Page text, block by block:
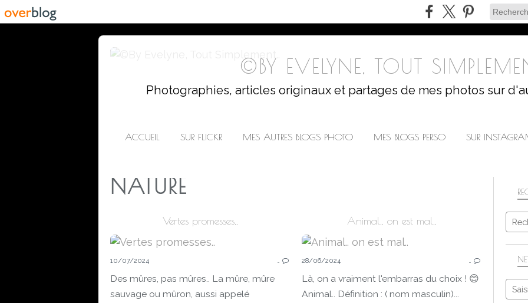
©BY EVELYNE, TOUT
Photographies, articles originaux et partages de mes photos sur
ACCUEIL SUR FLICKR MES AUTRES BLOGS PHOTO MES BLOGS PERSO SUR
NATURE
Vertes promesses..
FRUITS
SAISON
10/07/2024 …
Des mûres, pas mûres.. La mûre, mûre
sauvage ou mûron, aussi appelé
Animal.. on est mal..
28/06/2024 …
Là, on a vraiment l'embarras du choix ! 😊
Animal.. Définition : ( nom masculin)...